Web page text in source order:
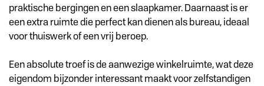
praktische bergingen en een slaapkamer. Daarnaast is er
een extra ruimte die perfect kan dienen als bureau, ideaal
voor thuiswerk of een vrij beroep.
Een absolute troef is de aanwezige winkelruimte, wat deze
eigendom bijzonder interessant maakt voor zelfstandigen